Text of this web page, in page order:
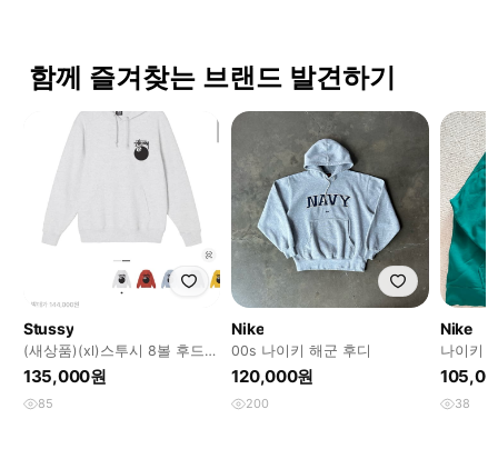
함께 즐겨찾는 브랜드 발견하기
Stussy
(새상품)(xl)스투시 8볼 후드
애쉬 헤더 - 21FW
135,000원
85
Nike
00s 나이키 해군 후디
120,000원
200
Nike
나이키
드 그린
38